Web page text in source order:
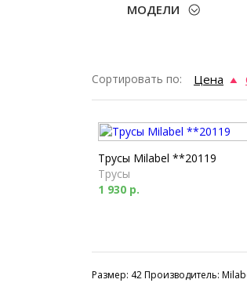
МОДЕЛИ
Сортировать по: Цена
Трусы Milabel **20119
Трусы
1 930 р.
Размер: 42 Производитель: